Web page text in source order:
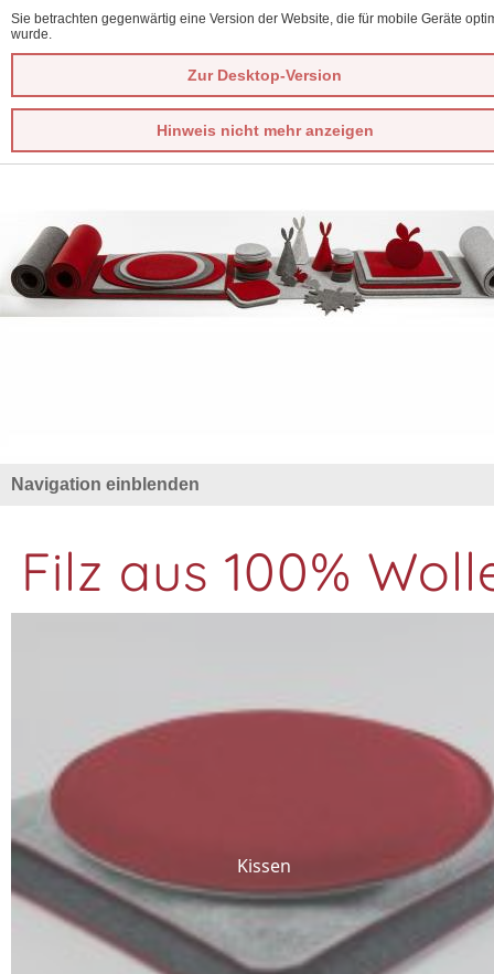
Sie betrachten gegenwärtig eine Version der Website, die für mobile Geräte
wurde.
Zur Desktop-Version
Hinweis nicht mehr anzeigen
Navigation einblenden
Filz aus 100%
Kissen